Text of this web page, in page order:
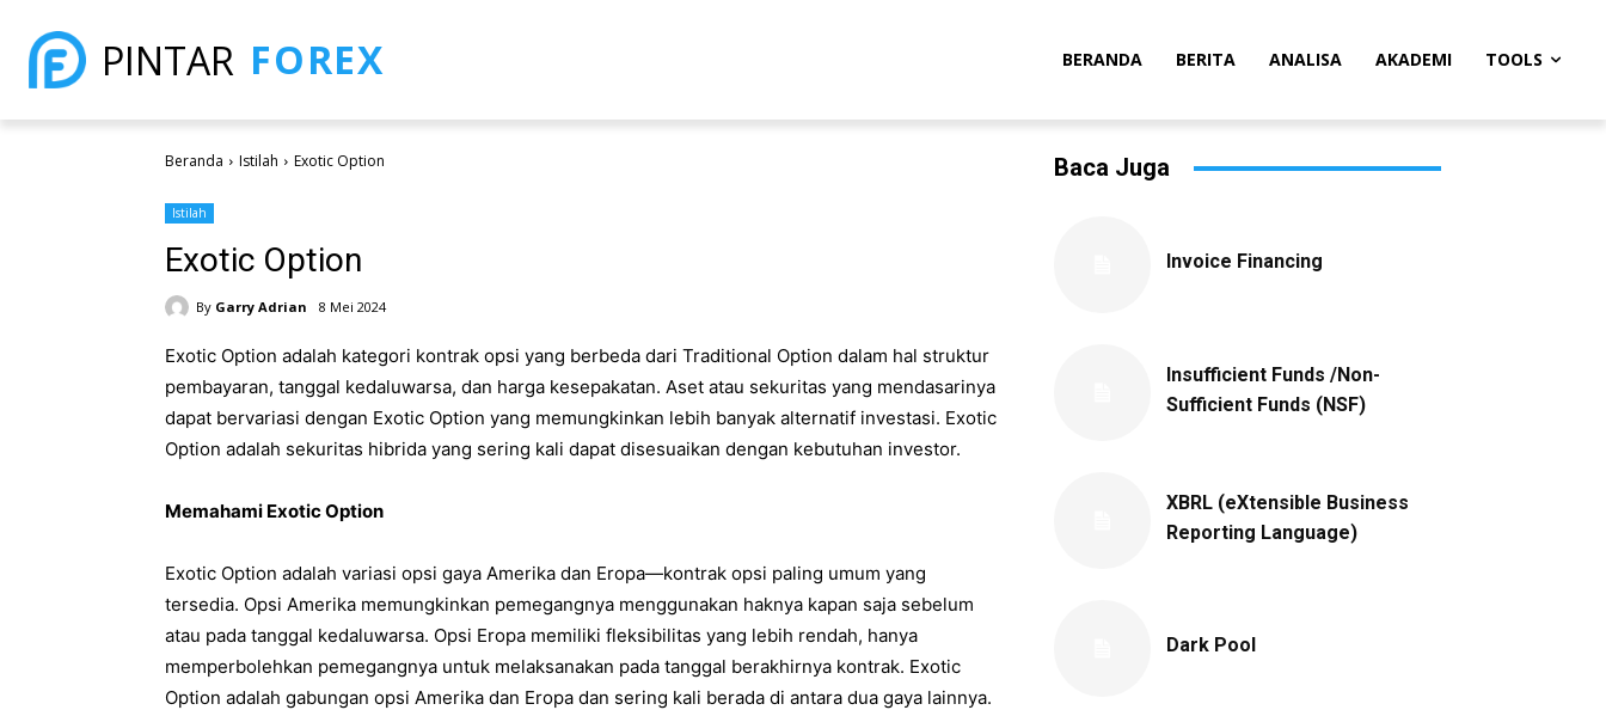
PINTAR FOREX BERANDA BERITA ANALISA AKADEMI TOOLS
Beranda Istilah Exotic Option
Istilah
Exotic Option
By Garry Adrian 8 Mei 2024
Exotic Option adalah kategori kontrak opsi yang berbeda dari Traditional Option dalam hal struktur
pembayaran, tanggal kedaluwarsa, dan harga kesepakatan. Aset atau sekuritas yang mendasarinya
dapat bervariasi dengan Exotic Option yang memungkinkan lebih banyak alternatif investasi. Exotic
Option adalah sekuritas hibrida yang sering kali dapat disesuaikan dengan kebutuhan investor.
Memahami Exotic Option
Exotic Option adalah variasi opsi gaya Amerika dan Eropa—kontrak opsi paling umum yang
tersedia. Opsi Amerika memungkinkan pemegangnya menggunakan haknya kapan saja sebelum
atau pada tanggal kedaluwarsa. Opsi Eropa memiliki fleksibilitas yang lebih rendah, hanya
memperbolehkan pemegangnya untuk melaksanakan pada tanggal berakhirnya kontrak. Exotic
Option adalah gabungan opsi Amerika dan Eropa dan sering kali berada di antara dua gaya lainnya.
Baca Juga
Invoice Financing
Insufficient Funds /Non-
Sufficient Funds (NSF)
XBRL (eXtensible Business
Reporting Language)
Dark Pool